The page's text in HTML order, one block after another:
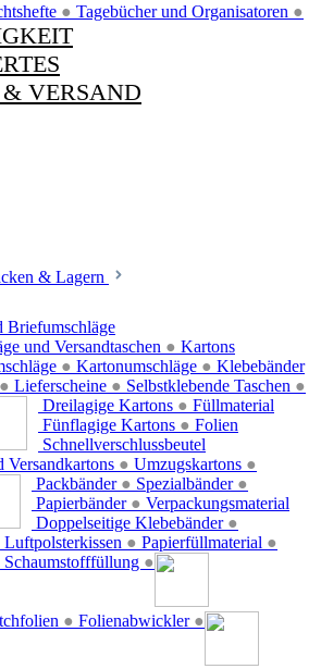
● Tagebücher und Organisatoren ●
VERSAND
& Lagern
Briefumschläge
und Versandtaschen ●
● Kartonumschläge ●
● Lieferscheine ● Selbstklebende Taschen ●
Kartons
Dreilagige Kartons ●
Fünflagige Kartons ●
Versandkartons ● Umzugskartons ●
Klebebänder
Packbänder ● Spezialbänder ●
Papierbänder ●
Doppelseitige Klebebänder ●
Füllmaterial
Luftpolsterkissen ● Papierfüllmaterial ●
Schaumstofffüllung ●
Folien
● Folienabwickler ●
Schnellverschlussbeutel
Verpackungsmaterial